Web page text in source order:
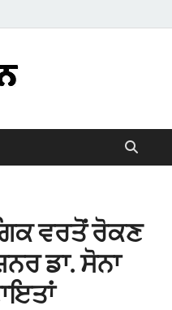
Town
ਵਰਤੋਂ ਰੋਕਣ
ਡਾ. ਸੋਨਾ